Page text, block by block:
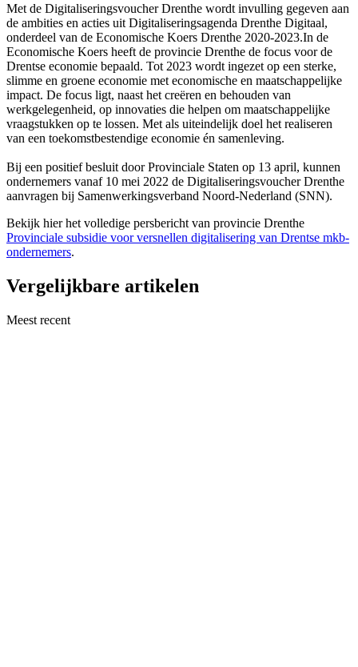
Met de Digitaliseringsvoucher Drenthe wordt invulling gegeven aan
de ambities en acties uit Digitaliseringsagenda Drenthe Digitaal,
onderdeel van de Economische Koers Drenthe 2020-2023.In de
Economische Koers heeft de provincie Drenthe de focus voor de
Drentse economie bepaald. Tot 2023 wordt ingezet op een sterke,
slimme en groene economie met economische en maatschappelijke
impact. De focus ligt, naast het creëren en behouden van
werkgelegenheid, op innovaties die helpen om maatschappelijke
vraagstukken op te lossen. Met als uiteindelijk doel het realiseren
van een toekomstbestendige economie én samenleving.
Bij een positief besluit door Provinciale Staten op 13 april, kunnen
ondernemers vanaf 10 mei 2022 de Digitaliseringsvoucher Drenthe
aanvragen bij Samenwerkingsverband Noord-Nederland (SNN).
Bekijk hier het volledige persbericht van provincie Drenthe
Provinciale subsidie voor versnellen digitalisering van Drentse mkb-
ondernemers.
Vergelijkbare artikelen
Meest recent